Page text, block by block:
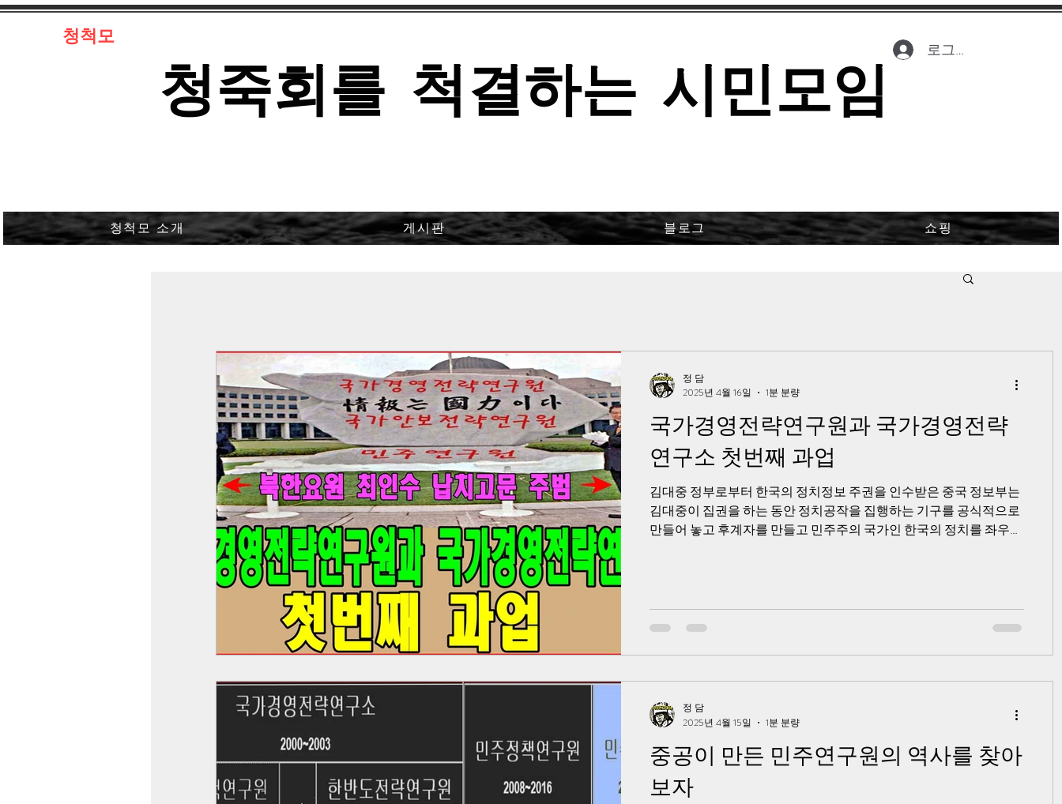
​청척모
로그인
​청죽회를 척결하는 시민모임
청척모 소개 게시판 블로그 쇼핑
국가경영전략연구원과 국가경영전략
연구소 첫번째 과업
김대중 정부로부터 한국의 정치정보 주권을 인수받은 중국 정보부는
김대중이 집권을 하는 동안 정치공작을 집행하는 기구를 공식적으로
만들어 놓고 후계자를 만들고 민주주의 국가인 한국의 정치를 좌우할
정 담
2025년 4월 16일
1분 분량
중공이 만든 민주연구원의 역사를 찾아
보자
정 담
2025년 4월 15일
1분 분량